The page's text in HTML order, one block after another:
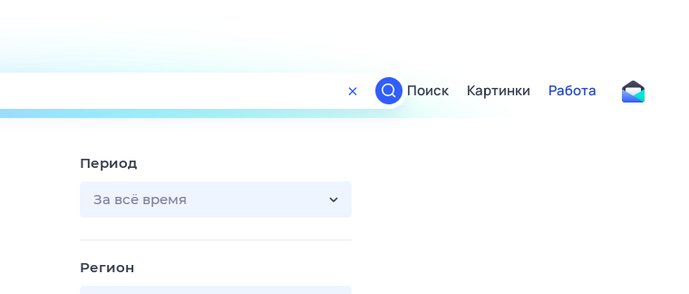
Поиск
ТВ-программа
Поиск Картинки Работа
Период
За всё время
Регион